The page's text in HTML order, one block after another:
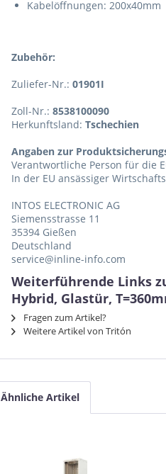
Kabelöffnungen: 200x40mm
Zubehör:
Zuliefer-Nr.: 01901I
Zoll-Nr.: 8538100090
Herkunftsland: Tschechien
Angaben zur
Verantwortliche Person für die
In der EU ansässiger
INTOS ELECTRONIC AG
Siemensstrasse 11
35394 Gießen
Deutschland
service@inline-info.com
Weiterführende Links
Hybrid, Glastür,
Fragen zum Artikel?
Weitere Artikel von Tritón
Ähnliche Artikel